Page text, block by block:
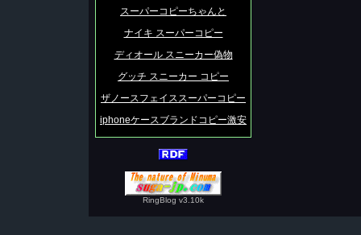
スーパーコピーちゃんと
ナイキ スーパーコピー
ディオール スニーカー偽物
グッチ スニーカー コピー
ザノースフェイススーパーコピー
iphoneケースブランドコピー激安
RingBlog v3.10k